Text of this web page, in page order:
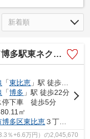
タイル☆仲介手数料無料☆
「東比恵 」駅 徒歩6分
「博多 」駅 徒歩22分
停下車 徒歩5分
㎡
博多区東比恵３丁目24-24
％+6.6万円）の2,045,670